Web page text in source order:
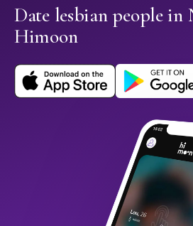
Date lesbian people
Himoon